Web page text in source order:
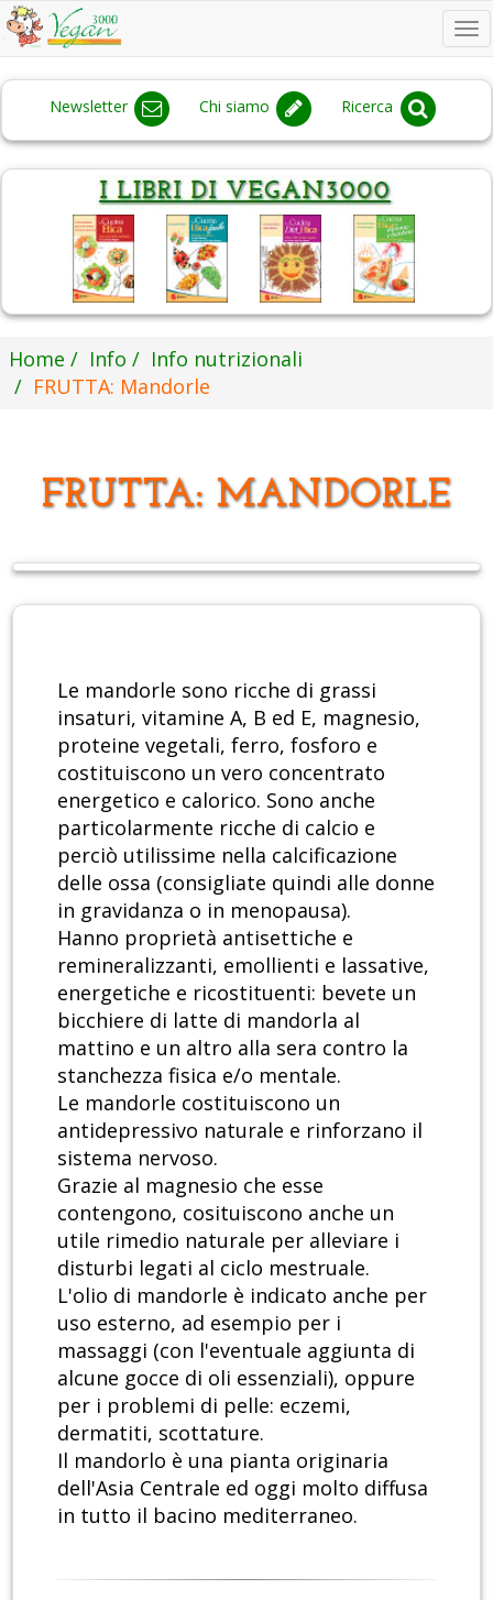
Newsletter Chi siamo Ricerca
Home Info
Info nutrizionali
FRUTTA: Mandorle
FRUTTA: MANDORLE
Le mandorle sono ricche di grassi
insaturi, vitamine A, B ed E, magnesio,
proteine vegetali, ferro, fosforo e
costituiscono un vero concentrato
energetico e calorico. Sono anche
particolarmente ricche di calcio e
perciò utilissime nella calcificazione
delle ossa (consigliate quindi alle donne
in gravidanza o in menopausa).
Hanno proprietà antisettiche e
remineralizzanti, emollienti e lassative,
energetiche e ricostituenti: bevete un
bicchiere di latte di mandorla al
mattino e un altro alla sera contro la
stanchezza fisica e/o mentale.
Le mandorle costituiscono un
antidepressivo naturale e rinforzano il
sistema nervoso.
Grazie al magnesio che esse
contengono, cosituiscono anche un
utile rimedio naturale per alleviare i
disturbi legati al ciclo mestruale.
L'olio di mandorle è indicato anche per
uso esterno, ad esempio per i
massaggi (con l'eventuale aggiunta di
alcune gocce di oli essenziali), oppure
per i problemi di pelle: eczemi,
dermatiti, scottature.
Il mandorlo è una pianta originaria
dell'Asia Centrale ed oggi molto diffusa
in tutto il bacino mediterraneo.